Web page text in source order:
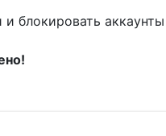
блокировать